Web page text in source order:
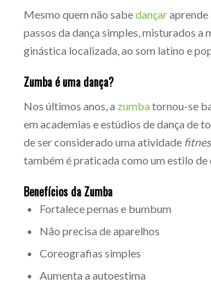
Mesmo quem não sabedançaraprende
passos da dança simples, misturados a
ginástica localizada, ao som latino e
Zumba é uma dança?
Nos últimos anos, a zumbatornou-se
em academias e estúdios de dança de
de ser considerado uma atividade
também é praticada como um estilo de
Benefícios da Zumba
Fortalece pernas e bumbum
Não precisa de aparelhos
Coreografias simples
Aumenta a autoestima